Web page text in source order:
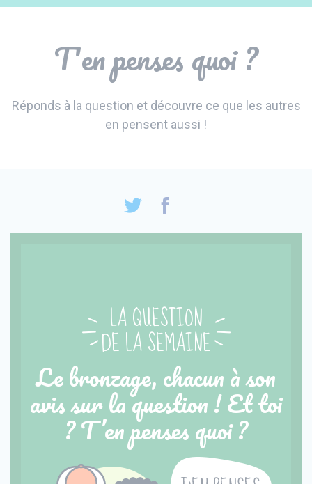
T'en penses quoi ?
Réponds à la question et découvre ce que les autres
en pensent aussi !
LA QUESTION
DE LA SEMAINE
Le bronzage, chacun à son
avis sur la question ! Et toi
? T’en penses quoi ?
Panneau de gestion des cookies